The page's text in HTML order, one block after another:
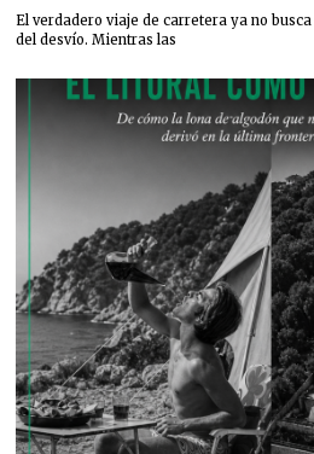
El verdadero viaje de carretera ya no
del desvío. Mientras las